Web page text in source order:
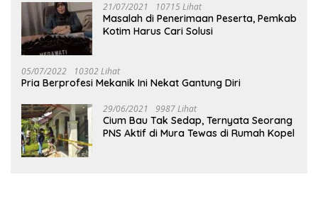
21/07/2021 10715 Lihat
Masalah di Penerimaan Peserta, Pemkab
Kotim Harus Cari Solusi
05/07/2022 10302 Lihat
Pria Berprofesi Mekanik Ini Nekat Gantung Diri
29/06/2021 9987 Lihat
Cium Bau Tak Sedap, Ternyata Seorang
PNS Aktif di Mura Tewas di Rumah Kopel